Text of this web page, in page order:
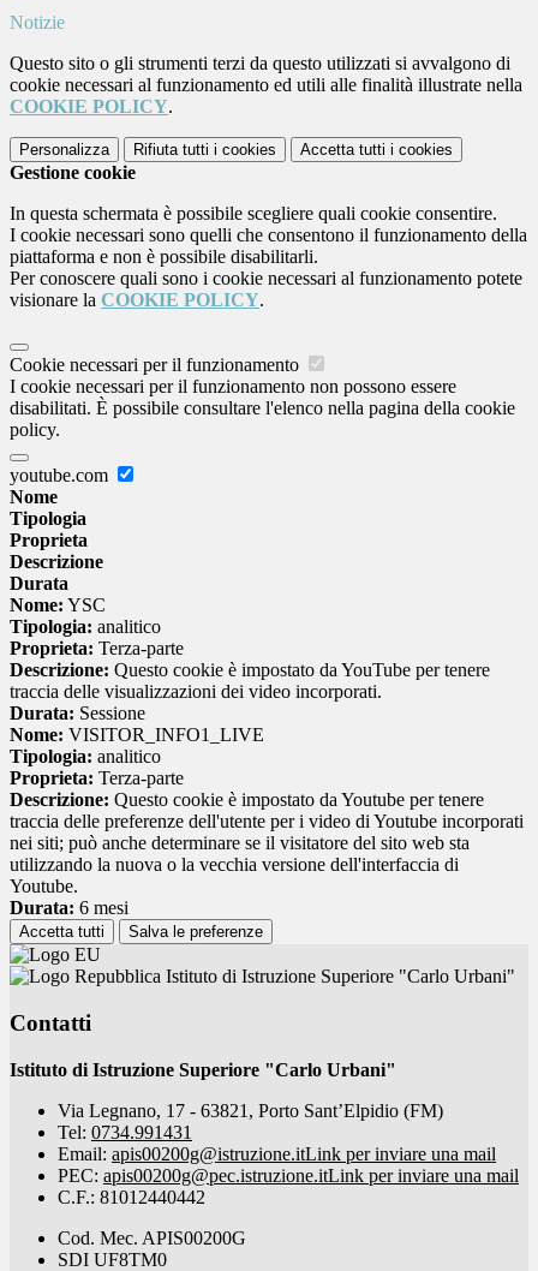
Notizie
Questo sito o gli strumenti terzi da questo utilizzati si avvalgono di
cookie necessari al funzionamento ed utili alle finalità illustrate nella
COOKIE POLICY.
Personalizza Rifiuta tutti i cookies Accetta tutti i cookies
Gestione cookie
In questa schermata è possibile scegliere quali cookie consentire.
I cookie necessari sono quelli che consentono il funzionamento della
piattaforma e non è possibile disabilitarli.
Per conoscere quali sono i cookie necessari al funzionamento potete
visionare la COOKIE POLICY.
Cookie necessari per il funzionamento
I cookie necessari per il funzionamento non possono essere
disabilitati. È possibile consultare l'elenco nella pagina della cookie
policy.
youtube.com
Nome
Tipologia
Proprieta
Descrizione
Durata
Nome: YSC
Tipologia: analitico
Proprieta: Terza-parte
Descrizione: Questo cookie è impostato da YouTube per tenere
traccia delle visualizzazioni dei video incorporati.
Durata: Sessione
Nome: VISITOR_INFO1_LIVE
Tipologia: analitico
Proprieta: Terza-parte
Descrizione: Questo cookie è impostato da Youtube per tenere
traccia delle preferenze dell'utente per i video di Youtube incorporati
nei siti; può anche determinare se il visitatore del sito web sta
utilizzando la nuova o la vecchia versione dell'interfaccia di
Youtube.
Durata: 6 mesi
Accetta tutti Salva le preferenze
Istituto di Istruzione Superiore "Carlo Urbani"
Contatti
Istituto di Istruzione Superiore "Carlo Urbani"
Via Legnano, 17 - 63821, Porto Sant’Elpidio (FM)
Tel: 0734.991431
Email: apis00200g@istruzione.itLink per inviare una mail
PEC: apis00200g@pec.istruzione.itLink per inviare una mail
C.F.: 81012440442
Cod. Mec. APIS00200G
SDI UF8TM0